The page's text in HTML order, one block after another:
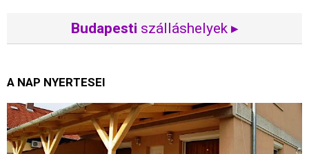
Budapesti szálláshelyek ▸
A NAP NYERTESEI